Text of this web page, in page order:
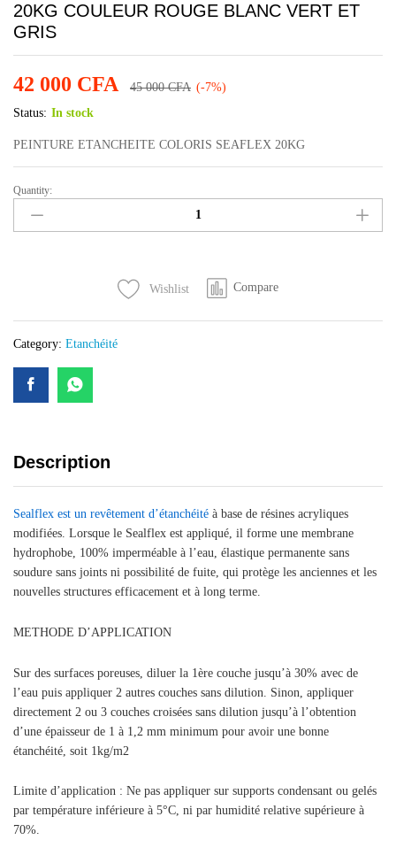
20KG COULEUR ROUGE BLANC VERT ET
GRIS
42 000 CFA 45 000CFA (-7%)
Status: In stock
PEINTURE ETANCHEITE COLORIS SEAFLEX 20KG
PEINTURE
ETANCHEITE
COLORIS
VERT
ET
GRIS
Quantity:
Wishlist Compare
Category: Etanchéité
Description
Sealflex est un revêtement d’étanchéité à base de résines acryliques
modifiées. Lorsque le Sealflex est appliqué, il forme une membrane
hydrophobe, 100% imperméable à l’eau, élastique permanente sans
soudure sans joints ni possibilité de fuite, qui protège les anciennes et les
nouvelles structures efficacement et à long terme.
METHODE D’APPLICATION
Sur des surfaces poreuses, diluer la 1ère couche jusqu’à 30% avec de
l’eau puis appliquer 2 autres couches sans dilution. Sinon, appliquer
directement 2 ou 3 couches croisées sans dilution jusqu’à l’obtention
d’une épaisseur de 1 à 1,2 mm minimum pour avoir une bonne
étanchéité, soit 1kg/m2
Limite d’application : Ne pas appliquer sur supports condensant ou gelés
par température inférieure à 5°C, ni par humidité relative supérieure à
70%.